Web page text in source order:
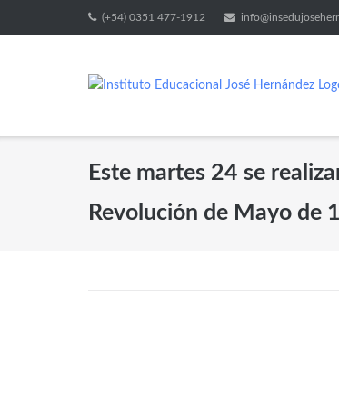
(+54) 0351 477-1912
Este martes 24 se
Revolución de Mayo de